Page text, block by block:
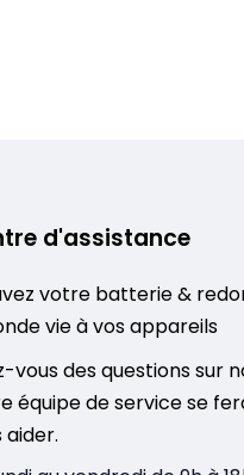
d'assistance
votre batterie &
vie à vos appareils
vous des questions sur
équipe de service se
aider.